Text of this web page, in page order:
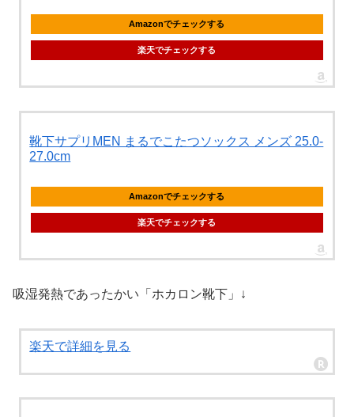
Amazonでチェックする
楽天でチェックする
靴下サプリMEN まるでこたつソックス メンズ 25.0-
27.0cm
Amazonでチェックする
楽天でチェックする
吸湿発熱であったかい「ホカロン靴下」↓
楽天で詳細を見る